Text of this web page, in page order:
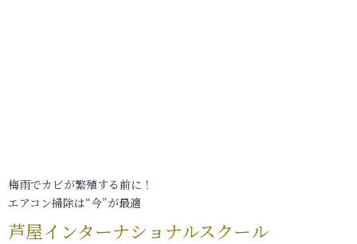
梅雨でカビが繁殖する前に！
エアコン掃除は“今”が最適
芦屋インターナショナルスクール